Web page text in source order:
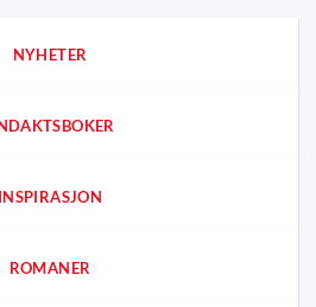
NYHETER
INSPIRASJON
ROMANER